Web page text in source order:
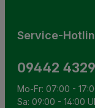
Service-
09442
Mo-Fr: 07:00 -
Sa: 09:00 - 14:00